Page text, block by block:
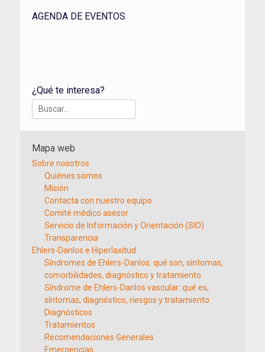
AGENDA DE EVENTOS
¿Qué te interesa?
Buscar:
Mapa web
Sobre nosotros
Quiénes somos
Misión
Contacta con nuestro equipo
Comité médico asesor
Servicio de Información y Orientación (SIO)
Transparencia
Ehlers-Danlos e Hiperlaxitud
Síndromes de Ehlers-Danlos: qué son, síntomas,
comorbilidades, diagnóstico y tratamiento
Síndrome de Ehlers-Danlos vascular: qué es,
síntomas, diagnóstico, riesgos y tratamiento
Diagnósticos
Tratamientos
Recomendaciones Generales
Emergencias